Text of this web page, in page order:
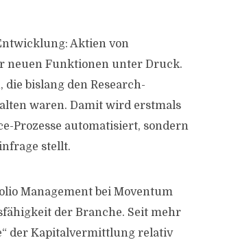
Aktien von
neuen Funktionen unter Druck.
bislang den Research-
waren. Damit wird erstmals
Prozesse automatisiert, sondern
stellt.
Management bei Moventum
der Branche. Seit mehr
der Kapitalvermittlung relativ